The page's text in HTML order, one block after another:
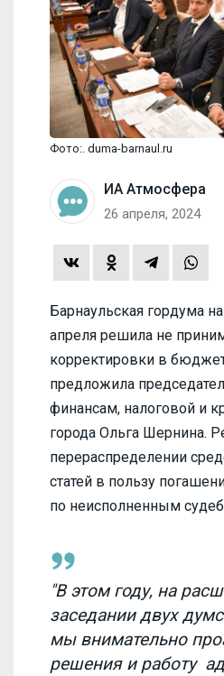
Фото:. duma-barnaul.ru
ИА Атмосфера
26 апреля, 2024
Барнаульская гордума
апреля решила не
корректировки в
предложила
финансам, налоговой и
города Ольга Шернина.
перераспределении
статей в пользу
по неисполненным
"В этом году, на
заседании двух
мы внимательно
решения и работу